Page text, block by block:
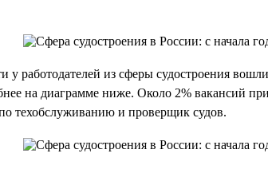
у работодателей из сферы судостроения
на диаграмме ниже. Около 2% вакансий
техобслуживанию и проверщик судов.